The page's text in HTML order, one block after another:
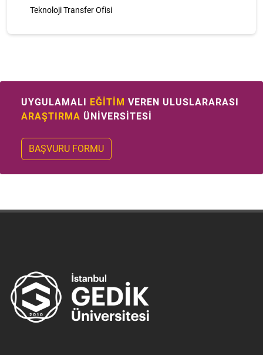
Teknoloji Transfer Ofisi
UYGULAMALI EĞİTİM VEREN ULUSLARARASI
ARAŞTIRMA ÜNİVERSİTESİ
BAŞVURU FORMU